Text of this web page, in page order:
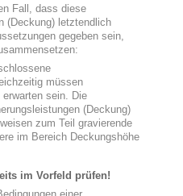
Fall, dass diese
(Deckung) letztendlich
gegeben sein,
müssen
sein. Die
(Deckung)
zum Teil gravierende
im Bereich Deckungshöhe
im Vorfeld prüfen!